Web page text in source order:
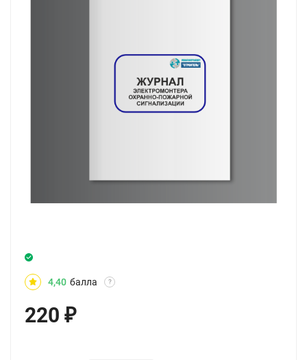
4,40 балла ?
220 ₽